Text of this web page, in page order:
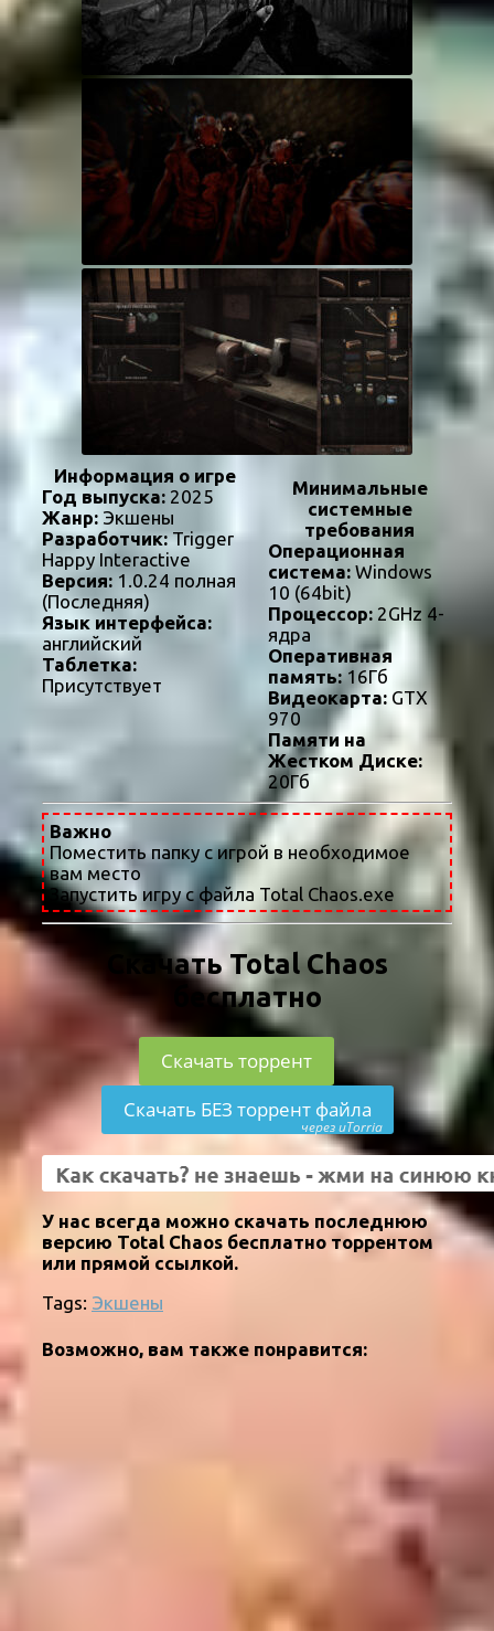
Информация о игре
Год выпуска: 2025
Жанр: Экшены
Разработчик:Trigger
Happy Interactive
Версия: 1.0.24 полная
(Последняя)
Язык интерфейса:
английский
Таблетка:
Присутствует
Минимальные
системные
требования
Операционная
система:Windows
10 (64bit)
Процессор:2GHz 4-
ядра
Оперативная
память:16Гб
Видеокарта:GTX
970
Памяти на
Жестком Диске:
20Гб
Важно
Поместить папку с игрой в необходимое
вам место
Запустить игру с файла Total Chaos.exe
Скачать Total Chaos
бесплатно
Скачать торрент
Скачать БЕЗ торрент файла
через uTorria
У нас всегда можно скачать последнюю
версию Total Chaos бесплатно торрентом
или прямой ссылкой.
Tags: Экшены
Возможно, вам также понравится: